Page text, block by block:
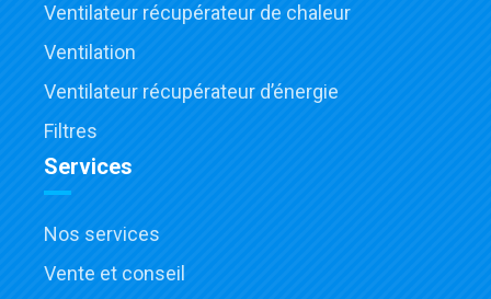
Ventilateur récupérateur de chaleur
Ventilation
Ventilateur récupérateur d’énergie
Filtres
Services
Nos services
Vente et conseil